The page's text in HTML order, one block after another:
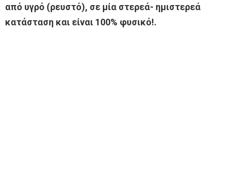
από υγρό (ρευστό), σε μία στερεά- ημιστερεά
κατάσταση και είναι 100% φυσικό!.